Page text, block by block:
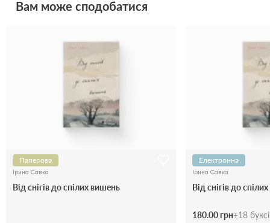
Вам може сподобатися
Паперова
Ірина Савка
Від снігів до спілих вишень
Електронна
Ірина Савка
Від снігів до
180.00 грн+18